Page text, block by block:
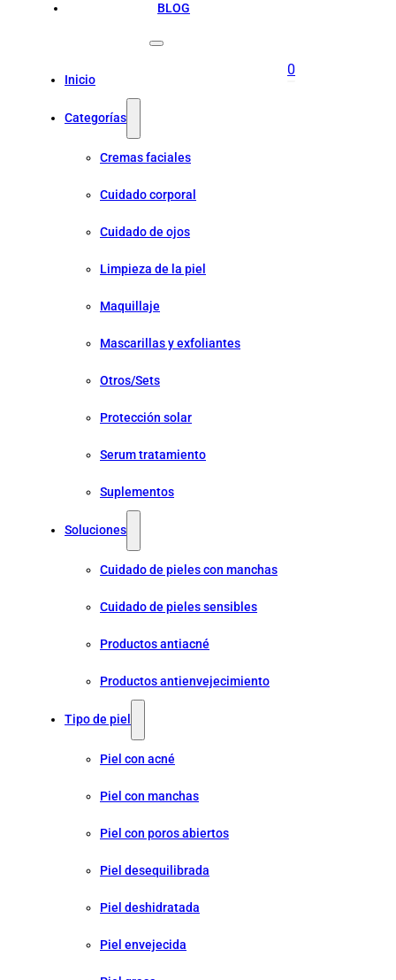
BLOG
Inicio
Categorías
Cremas faciales
Cuidado corporal
Cuidado de ojos
Limpieza de la piel
Maquillaje
Mascarillas y exfoliantes
Otros/Sets
Protección solar
Serum tratamiento
Suplementos
Soluciones
Cuidado de pieles con manchas
Cuidado de pieles sensibles
Productos antiacné
Productos antienvejecimiento
Tipo de piel
Piel con acné
Piel con manchas
Piel con poros abiertos
Piel desequilibrada
Piel deshidratada
Piel envejecida
0